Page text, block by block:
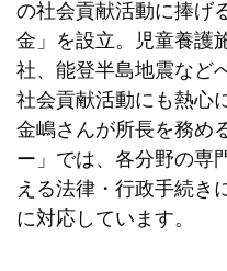
の社会貢献活動に捧げ
金」を設立。児童養護
社、能登半島地震など
社会貢献活動にも熱心
金嶋さんが所長を務め
ー」では、各分野の専
える法律・行政手続き
に対応しています。